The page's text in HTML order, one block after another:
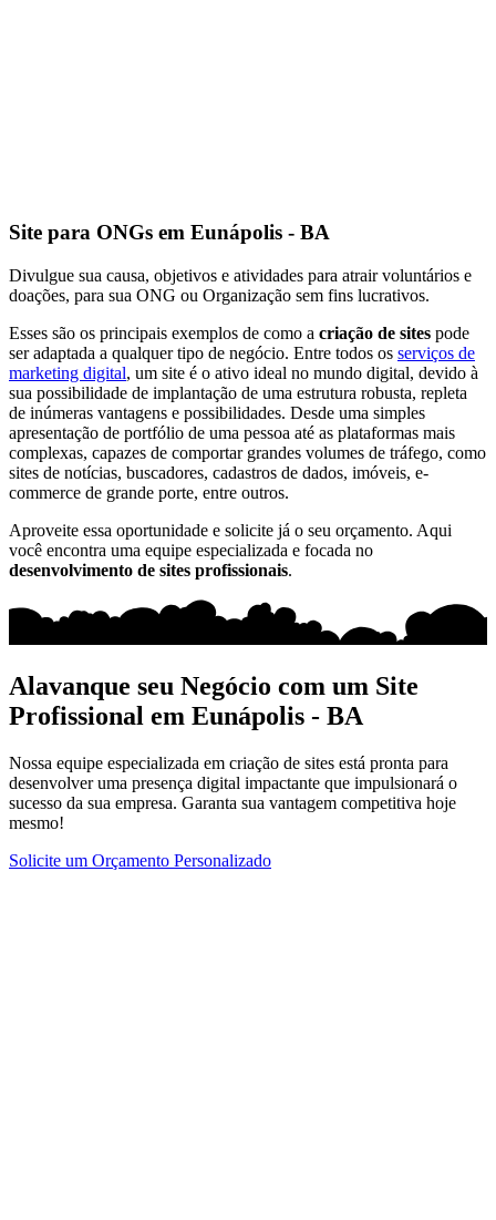
Site para ONGs em Eunápolis - BA
Divulgue sua causa, objetivos e atividades para atrair voluntários e
doações, para sua ONG ou Organização sem fins lucrativos.
Esses são os principais exemplos de como a criação de sites pode
ser adaptada a qualquer tipo de negócio. Entre todos os serviços de
marketing digital, um site é o ativo ideal no mundo digital, devido à
sua possibilidade de implantação de uma estrutura robusta, repleta
de inúmeras vantagens e possibilidades. Desde uma simples
apresentação de portfólio de uma pessoa até as plataformas mais
complexas, capazes de comportar grandes volumes de tráfego, como
sites de notícias, buscadores, cadastros de dados, imóveis, e-
commerce de grande porte, entre outros.
Aproveite essa oportunidade e solicite já o seu orçamento. Aqui
você encontra uma equipe especializada e focada no
desenvolvimento de sites profissionais.
Alavanque seu Negócio com um Site
Profissional em Eunápolis - BA
Nossa equipe especializada em criação de sites está pronta para
desenvolver uma presença digital impactante que impulsionará o
sucesso da sua empresa. Garanta sua vantagem competitiva hoje
mesmo!
Solicite um Orçamento Personalizado